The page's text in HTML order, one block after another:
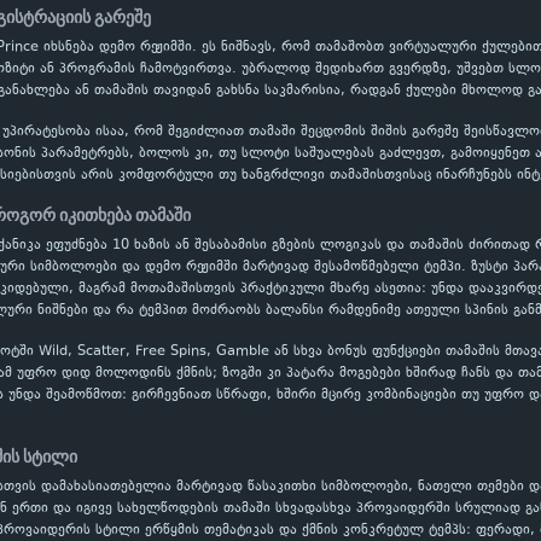
გარეშე
იხსნება დემო რეჟიმში. ეს ნიშნავს, რომ თამაშობთ ვირტუალური
ან პროგრამის ჩამოტვირთვა. უბრალოდ შედიხართ გვერდზე, უშვებთ
ან თამაშის თავიდან გახსნა საკმარისია, რადგან ქულები მხოლოდ
ისაა, რომ შეგიძლიათ თამაში შეცდომის შიშის გარეშე
პარამეტრებს, ბოლოს კი, თუ სლოტი საშუალებას გაძლევთ, გამოიყენეთ
არის კომფორტული თუ ხანგრძლივი თამაშისთვისაც ინარჩუნებს
იკითხება თამაში
ეფუძნება 10 ხაზის ან შესაბამისი გზების ლოგიკას და თამაშის ძირითად
სიმბოლოები და დემო რეჟიმში მარტივად შესამოწმებელი ტემპი. ზუსტი
მაგრამ მოთამაშისთვის პრაქტიკული მხარე ასეთია: უნდა
ნიშნები და რა ტემპით მოძრაობს ბალანსი რამდენიმე ათეული სპინის
Wild, Scatter, Free Spins, Gamble ან სხვა ბონუს ფუნქციები თამაშის
უფრო დიდ მოლოდინს ქმნის; ზოგში კი პატარა მოგებები ხშირად ჩანს და
უნდა შეამოწმოთ: გირჩევნიათ სწრაფი, ხშირი მცირე კომბინაციები თუ უფრო
სტილი
დამახასიათებელია მარტივად წასაკითხი სიმბოლოები, ნათელი თემები
ერთი და იგივე სახელწოდების თამაში სხვადასხვა პროვაიდერში სრულიად
სტილი ერწყმის თემატიკას და ქმნის კონკრეტულ ტემპს: